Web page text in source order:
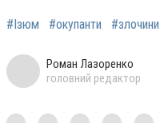
#Ізюм #окупанти #злочини
Роман Лазоренко
головний редактор